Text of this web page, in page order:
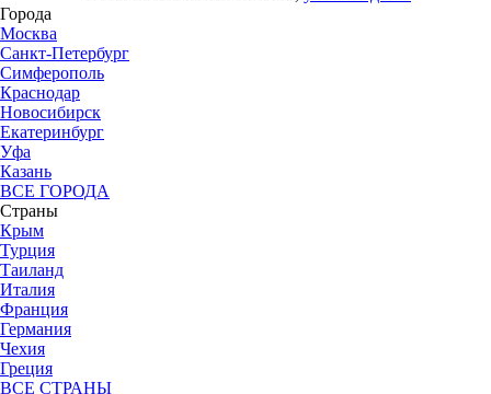
Города
Москва
Санкт-Петербург
Симферополь
Краснодар
Новосибирск
Екатеринбург
Уфа
Казань
ВСЕ ГОРОДА
Страны
Крым
Турция
Таиланд
Италия
Франция
Германия
Чехия
Греция
ВСЕ СТРАНЫ